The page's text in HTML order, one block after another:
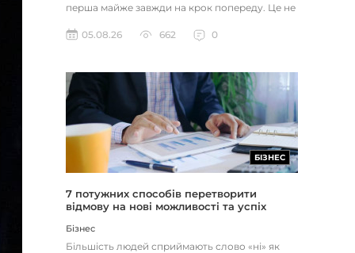
перша майже завжди на крок попереду. Це не
05.08.26
662 0
БІЗНЕС
7 потужних способів перетворити
відмову на нові можливості та успіх
Бізнес
Більшість людей сприймають слово «ні» як